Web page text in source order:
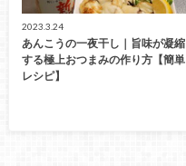
2023.3.24
あんこうの一夜干し｜旨味が凝縮
する極上おつまみの作り方【簡単
レシピ】